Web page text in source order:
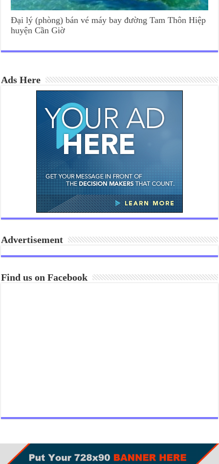
Đại lý (phòng) bán vé máy bay đường Tam Thôn Hiệp
huyện Cần Giờ
Ads Here
Advertisement
Find us on Facebook